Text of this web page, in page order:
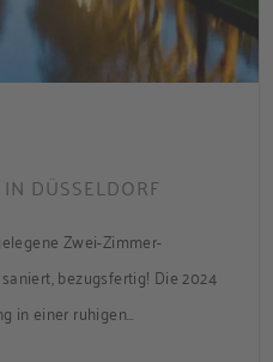
DÜSSELDORF
Zwei-Zimmer-
bezugsfertig! Die 2024
in einer ruhigen